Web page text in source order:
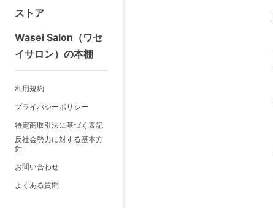
ストア
Wasei Salon（ワセ
イサロン）の本棚
利用規約
プライバシーポリシー
特定商取引法に基づく表記
反社会勢力に対する基本方
針
お問い合わせ
よくある質問